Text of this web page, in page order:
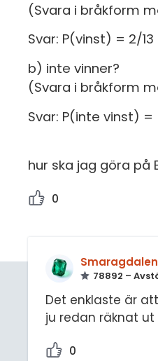
(Svara i bråkform
Svar: P(vinst) = 2/13
b) inte vinner?
(Svara i bråkform
Svar: P(inte vinst) =
hur ska jag göra på
0
78892 –
Det enklaste är
ju redan räknat
0